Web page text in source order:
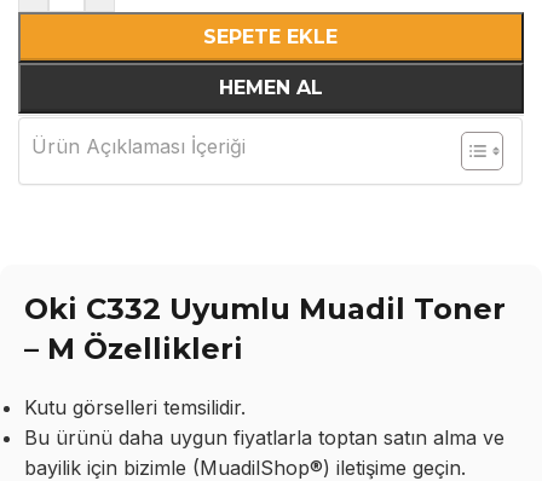
SEPETE EKLE
HEMEN AL
Ürün Açıklaması İçeriği
Oki C332 Uyumlu Muadil Toner
– M Özellikleri
Kutu görselleri temsilidir.
Bu ürünü daha uygun fiyatlarla toptan satın alma ve
bayilik için bizimle (MuadilShop®) iletişime geçin.